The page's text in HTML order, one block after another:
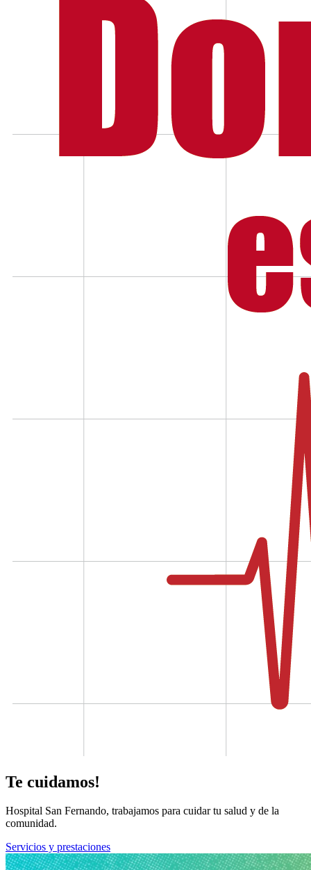
Te cuidamos!
Hospital San Fernando, trabajamos para cuidar tu salud y de la
comunidad.
Servicios y prestaciones